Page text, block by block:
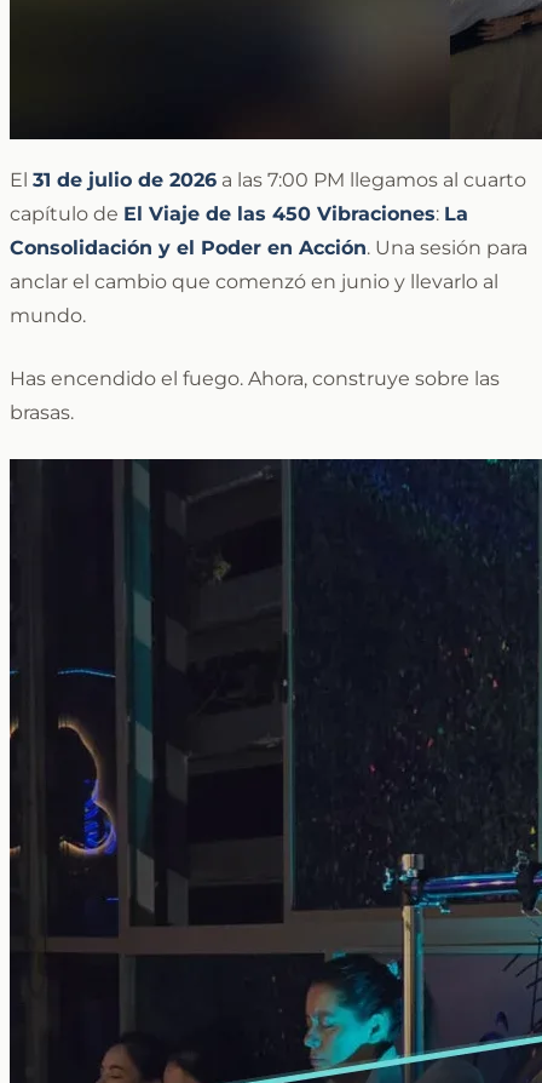
El 31 de julio de 2026 a las 7:00 PM llegamos al cuarto
capítulo de El Viaje de las 450 Vibraciones: La
Consolidación y el Poder en Acción. Una sesión para
anclar el cambio que comenzó en junio y llevarlo al
mundo.
Has encendido el fuego. Ahora, construye sobre las
brasas.